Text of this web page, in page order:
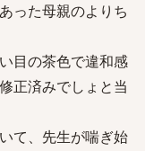
った母親のよりち
目の茶色で違和感
正済みでしょと当
て、先生が喘ぎ始